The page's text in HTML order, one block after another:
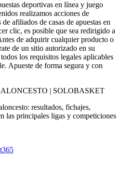
deportivas en línea y juego
realizamos acciones de
afiliados de casas de apuestas en
clic, es posible que sea redirigido a
de adquirir cualquier producto o
de un sitio autorizado en su
los requisitos legales aplicables
Apueste de forma segura y con
| SOLOBASKET
resultados, fichajes,
las principales ligas y competiciones